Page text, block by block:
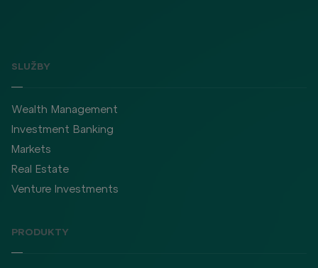
SLUŽBY
Wealth Management
Investment Banking
Markets
Real Estate
Venture Investments
PRODUKTY